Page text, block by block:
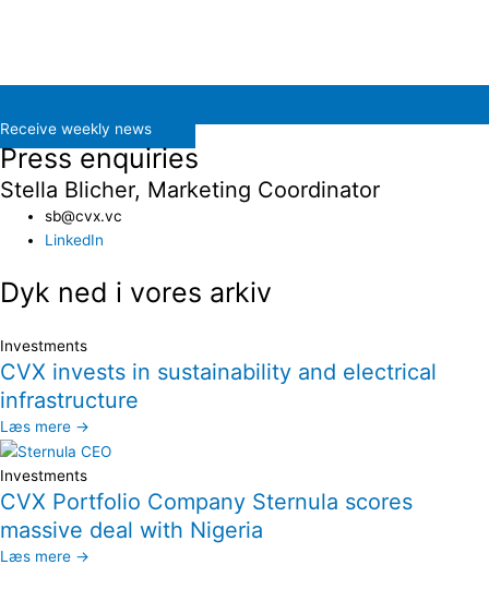
Receive weekly news
Press enquiries
Stella Blicher, Marketing Coordinator
sb@cvx.vc​
LinkedIn
Dyk ned i vores arkiv
Investments
CVX invests in sustainability and electrical
infrastructure
Læs mere →
Investments
CVX Portfolio Company Sternula scores
massive deal with Nigeria
Læs mere →